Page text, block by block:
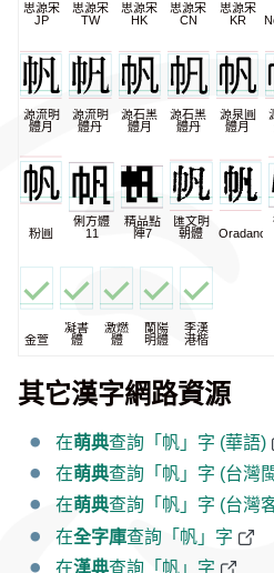
思源宋
JP
思源宋
TW
思源宋
HK
思源宋
CN
思源宋
KR
源流明
體月
源流明
體丹
源石黑
體月
源石黑
體丹
源泉圓
體月
粉圓
俐方體
11
精品點
陣7
匯文明
朝體
Oradano
金萱
凝書
體
激燃
體
蘭陽
明體
李漢
港楷
其它漢字網路資源
在萌典查詢「帆」字 (華語)
在萌典查詢「帆」字 (台灣
在萌典查詢「帆」字 (台灣
在全字庫查詢「帆」字
在漢典查詢「帆」字